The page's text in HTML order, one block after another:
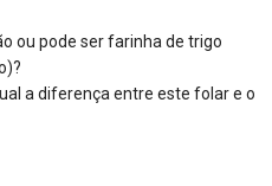
ou pode ser farinha de trigo
a diferença entre este folar e o